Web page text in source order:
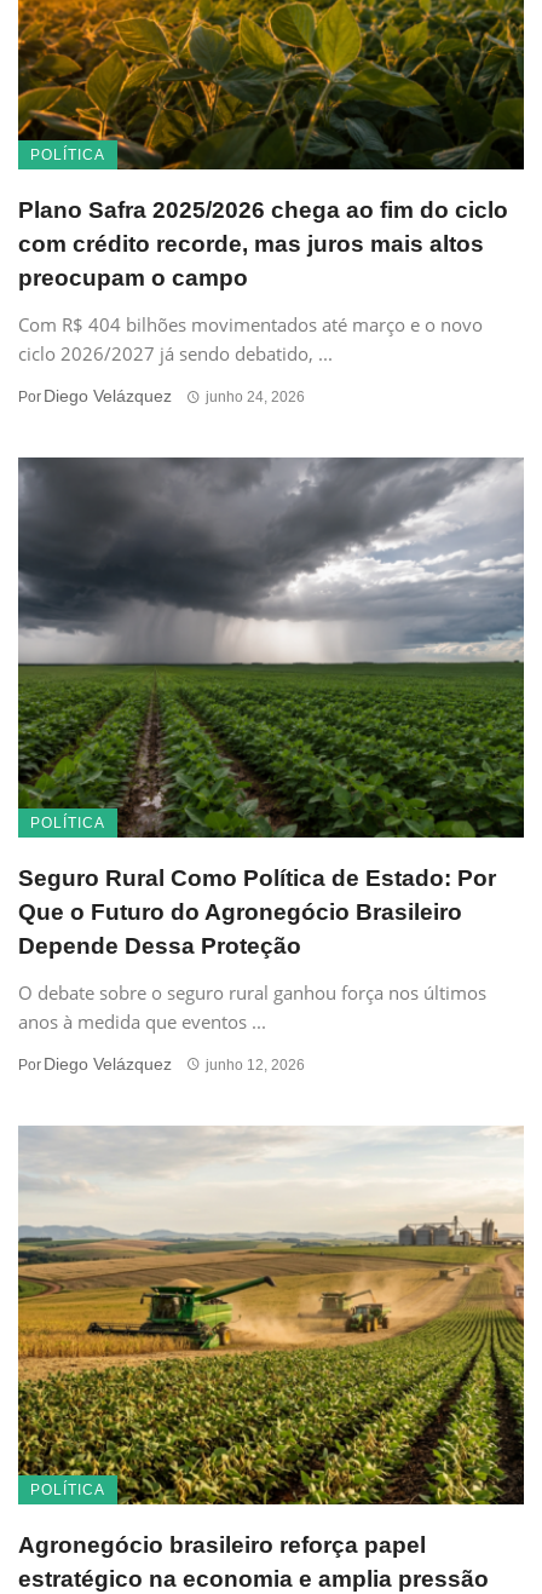
POLÍTICA
Plano Safra 2025/2026 chega ao fim do ciclo
com crédito recorde, mas juros mais altos
preocupam o campo
Com R$ 404 bilhões movimentados até março e o novo
ciclo 2026/2027 já sendo debatido, ...
Por Diego Velázquez junho 24, 2026
POLÍTICA
Seguro Rural Como Política de Estado: Por
Que o Futuro do Agronegócio Brasileiro
Depende Dessa Proteção
O debate sobre o seguro rural ganhou força nos últimos
anos à medida que eventos ...
Por Diego Velázquez junho 12, 2026
POLÍTICA
Agronegócio brasileiro reforça papel
estratégico na economia e amplia pressão